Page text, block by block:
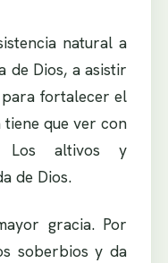
natural a
de Dios, a asistir
fortalecer el
tiene que ver con
Los altivos y
de Dios.
gracia. Por
soberbios y da